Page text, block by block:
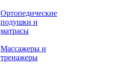
Ортопедические
подушки и
матрасы
Массажеры и
тренажеры